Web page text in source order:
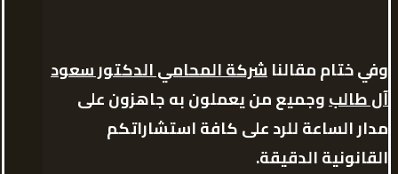
وفي ختام مقالناشركة المحامي الدكتور سعود
آل طالبوجميع من يعملون به جاهزون على
مدار الساعة للرد على كافة استشاراتكم
القانونية الدقيقة.